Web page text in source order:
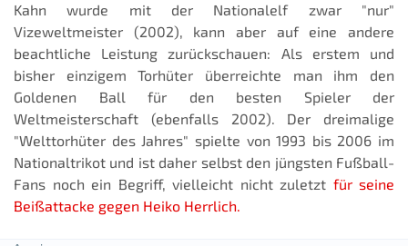
Kahn wurde mit der Nationalelf zwar "nur"
Vizeweltmeister (2002), kann aber auf eine andere
beachtliche Leistung zurückschauen: Als erstem und
bisher einzigem Torhüter überreichte man ihm den
Goldenen Ball für den besten Spieler der
Weltmeisterschaft (ebenfalls 2002). Der dreimalige
"Welttorhüter des Jahres" spielte von 1993 bis 2006 im
Nationaltrikot und ist daher selbst den jüngsten Fußball-
Fans noch ein Begriff, vielleicht nicht zuletzt für seine
Beißattacke gegen Heiko Herrlich.